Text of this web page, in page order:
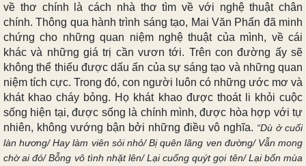
về thơ chính là cách nhà thơ tìm về với nghệ thuật chân
chính. Thông qua hành trình sáng tạo, Mai Văn Phấn đã minh
chứng cho những quan niệm nghệ thuật của mình, về cái
khác và những giá trị cần vươn tới. Trên con đường ấy sẽ
không thể thiếu được dấu ấn của sự sáng tạo và những quan
niệm tích cực. Trong đó, con người luôn có những ước mơ và
khát khao cháy bỏng. Họ khát khao được thoát li khỏi cuộc
sống hiện tại, được sống là chính mình, được hòa hợp với tự
nhiên, không vướng bận bởi những điều vô nghĩa. “Dù ở cuối
làn hương/ Hay làm viên sỏi nhỏ/ Bị quên lãng ven đường/ Vẫn mong
chờ ai đó/ Bỗng vô tình nhặt lên/ Lại cuống quýt gọi tên/ Lại bốn mùa